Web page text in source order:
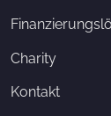
Charity
Kontakt